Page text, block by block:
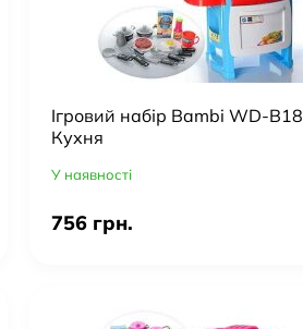
Ігровий набір Bambi WD-B18
Кухня
У наявності
756 грн.